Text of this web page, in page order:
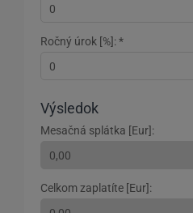
Ročný úrok [%]: *
Výsledok
Mesačná splátka [Eur]:
Celkom zaplatíte [Eur]: